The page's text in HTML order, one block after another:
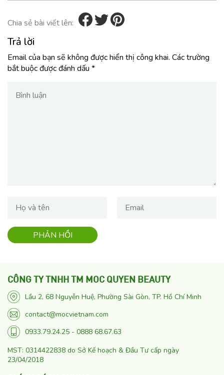
Chia sẻ bài viết lên:
Trả lời
Email của bạn sẽ không được hiển thị công khai. Các trường
bắt buộc được đánh dấu *
CÔNG TY TNHH TM MOC QUYEN BEAUTY
Lầu 2, 68 Nguyễn Huệ, Phường Sài Gòn, TP. Hồ Chí Minh
contact@mocvietnam.com
0933.79.24.25 - 0888 68.67.63
MST: 0314422838 do Sở Kế hoạch & Đầu Tư cấp ngày
23/04/2018